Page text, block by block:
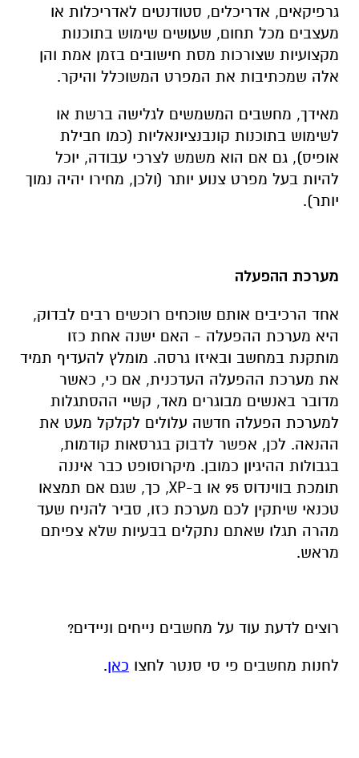
גרפיקאים, אדריכלים, סטודנטים לאדריכלות או
מעצבים מכל תחום, שעושים שימוש בתוכנות
מקצועיות שצורכות מסת חישובים בזמן אמת והן
אלה שמכתיבות את המפרט המשוכלל והיקר.
מאידך, מחשבים המשמשים לגלישה ברשת או
לשימוש בתוכנות קונבנציונאליות (כמו חבילת
אופיס), גם אם הוא משמש לצרכי עבודה, יוכל
להיות בעל מפרט צנוע יותר (ולכן, מחירו יהיה נמוך
יותר).
מערכת ההפעלה
אחד הרכיבים אותם שוכחים רוכשים רבים לבדוק,
היא מערכת ההפעלה - האם ישנה אחת כזו
מותקנת במחשב ובאיזו גרסה. מומלץ להעדיף תמיד
את מערכת ההפעלה העדכנית, אם כי, כאשר
מדובר באנשים מבוגרים מאד, קשיי ההסתגלות
למערכת הפעלה חדשה עלולים לקלקל מעט את
ההנאה. לכן, אפשר לדבוק בגרסאות קודמות,
בגבולות ההיגיון כמובן. מיקרוסופט כבר איננה
תומכת בווינדוס 95 או ב-XP, כך, שגם אם תמצאו
טכנאי שיתקין לכם מערכת כזו, סביר להניח שעד
מהרה תגלו שאתם נתקלים בבעיות שלא צפיתם
מראש.
רוצים לדעת עוד על מחשבים נייחים וניידים?
לחנות מחשבים פי סי סנטר לחצו כאן.